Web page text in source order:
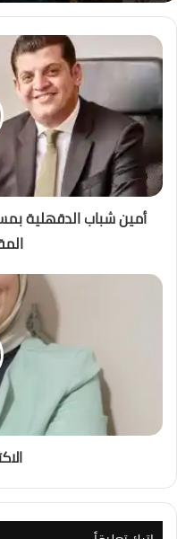
أمين شباب الدقهلية